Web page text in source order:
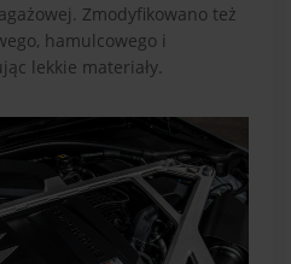
Zmodyfikowano też
hamulcowego i
lekkie materiały.